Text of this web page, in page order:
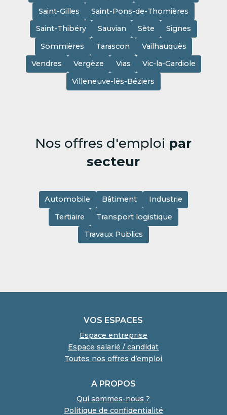
Saint-Gilles
Saint-Pons-de-Thomières
Saint-Thibéry
Sauvian Sète
Signes
Sommières
Tarascon
Vailhauquès
Vendres
Vergèze Vias
Vic-la-Gardiole
Villeneuve-lès-Béziers
Nos offres d'emploi par
secteur
Automobile Bâtiment
Industrie
Tertiaire
Transport logistique
Travaux Publics
VOS ESPACES
Espace entreprise
Espace salarié / candidat
Toutes nos offres d’emploi
A PROPOS
Qui sommes-nous ?
Politique de confidentialité